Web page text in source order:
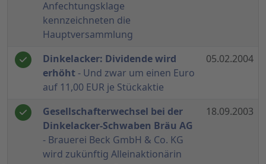
Anfechtungsklage
kennzeichneten die
Hauptversammlung
Dinkelacker: Dividende wird
erhöht- Und zwar um einen Euro
auf 11,00 EUR je Stückaktie
05.02.2004
Gesellschafterwechsel bei der
Dinkelacker-Schwaben Bräu AG
- Brauerei Beck GmbH & Co. KG
wird zukünftig Alleinaktionärin
18.09.2003